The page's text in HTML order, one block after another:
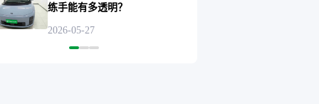
练手能有多透明？
2026-05-27